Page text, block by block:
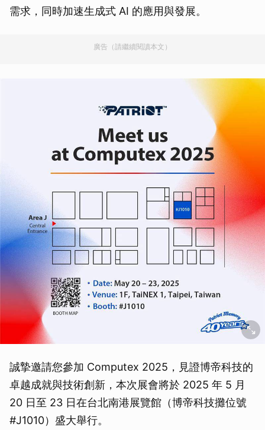
需求，同時加速生成式 AI 的應用與發展。
廣告（請繼續閱讀本文）
誠摯邀請您參加 Computex 2025，見證博帝科技的
卓越成就與技術創新，本次展會將於 2025 年 5 月
20 日至 23 日在台北南港展覽館（博帝科技攤位號
#J1010）盛大舉行。